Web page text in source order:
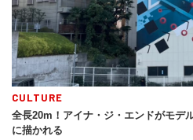
CULTURE
全長20m！アイナ・ジ・エンドがモデ
に描かれる